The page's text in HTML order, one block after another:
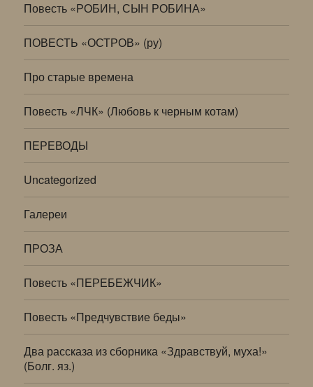
Повесть «РОБИН, СЫН РОБИНА»
ПОВЕСТЬ «ОСТРОВ» (ру)
Про старые времена
Повесть «ЛЧК» (Любовь к черным котам)
ПЕРЕВОДЫ
Uncategorized
Галереи
ПРОЗА
Повесть «ПЕРЕБЕЖЧИК»
Повесть «Предчувствие беды»
Два рассказа из сборника «Здравствуй, муха!»
(Болг. яз.)